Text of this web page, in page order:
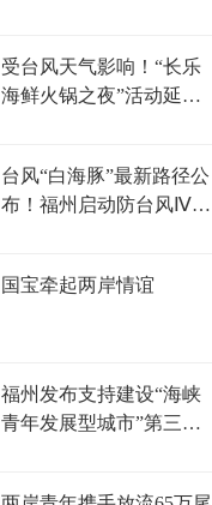
受台风天气影响！“长乐
海鲜火锅之夜”活动延期
台风“白海豚”最新路径公
布！福州启动防台风Ⅳ级
国宝牵起两岸情谊
福州发布支持建设“海峡
青年发展型城市”第三批